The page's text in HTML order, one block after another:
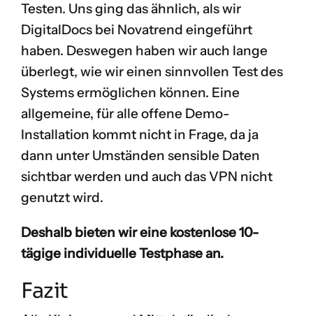
Testen. Uns ging das ähnlich, als wir
DigitalDocs bei Novatrend eingeführt
haben. Deswegen haben wir auch lange
überlegt, wie wir einen sinnvollen Test des
Systems ermöglichen können. Eine
allgemeine, für alle offene Demo-
Installation kommt nicht in Frage, da ja
dann unter Umständen sensible Daten
sichtbar werden und auch das VPN nicht
genutzt wird.
Deshalb bieten wir eine kostenlose 10-
tägige individuelle Testphasean.
Fazit